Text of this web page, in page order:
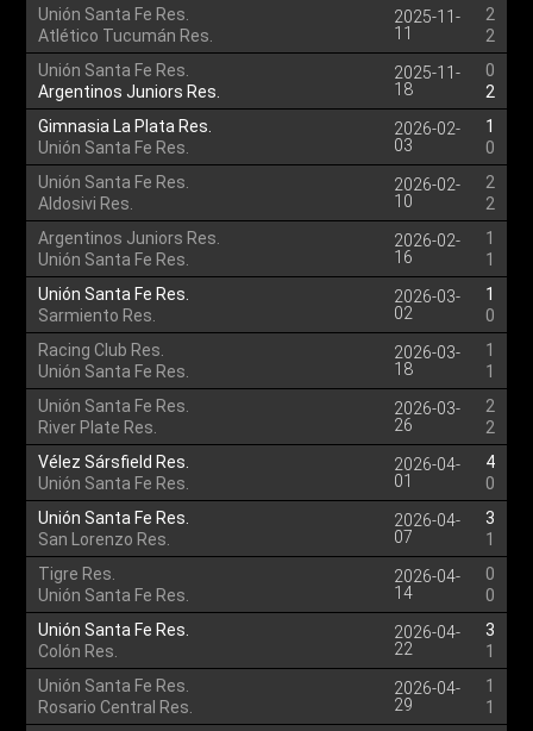
Unión Santa Fe Res.
Atlético Tucumán Res.
2025-11-
11
2
2
Unión Santa Fe Res.
Argentinos Juniors Res.
2025-11-
18
0
2
Gimnasia La Plata Res.
Unión Santa Fe Res.
2026-02-
03
1
0
Unión Santa Fe Res.
Aldosivi Res.
2026-02-
10
2
2
Argentinos Juniors Res.
Unión Santa Fe Res.
2026-02-
16
1
1
Unión Santa Fe Res.
Sarmiento Res.
2026-03-
02
1
0
Racing Club Res.
Unión Santa Fe Res.
2026-03-
18
1
1
Unión Santa Fe Res.
River Plate Res.
2026-03-
26
2
2
Vélez Sársfield Res.
Unión Santa Fe Res.
2026-04-
01
4
0
Unión Santa Fe Res.
San Lorenzo Res.
2026-04-
07
3
1
Tigre Res.
Unión Santa Fe Res.
2026-04-
14
0
0
Unión Santa Fe Res.
Colón Res.
2026-04-
22
3
1
Unión Santa Fe Res.
Rosario Central Res.
2026-04-
29
1
1